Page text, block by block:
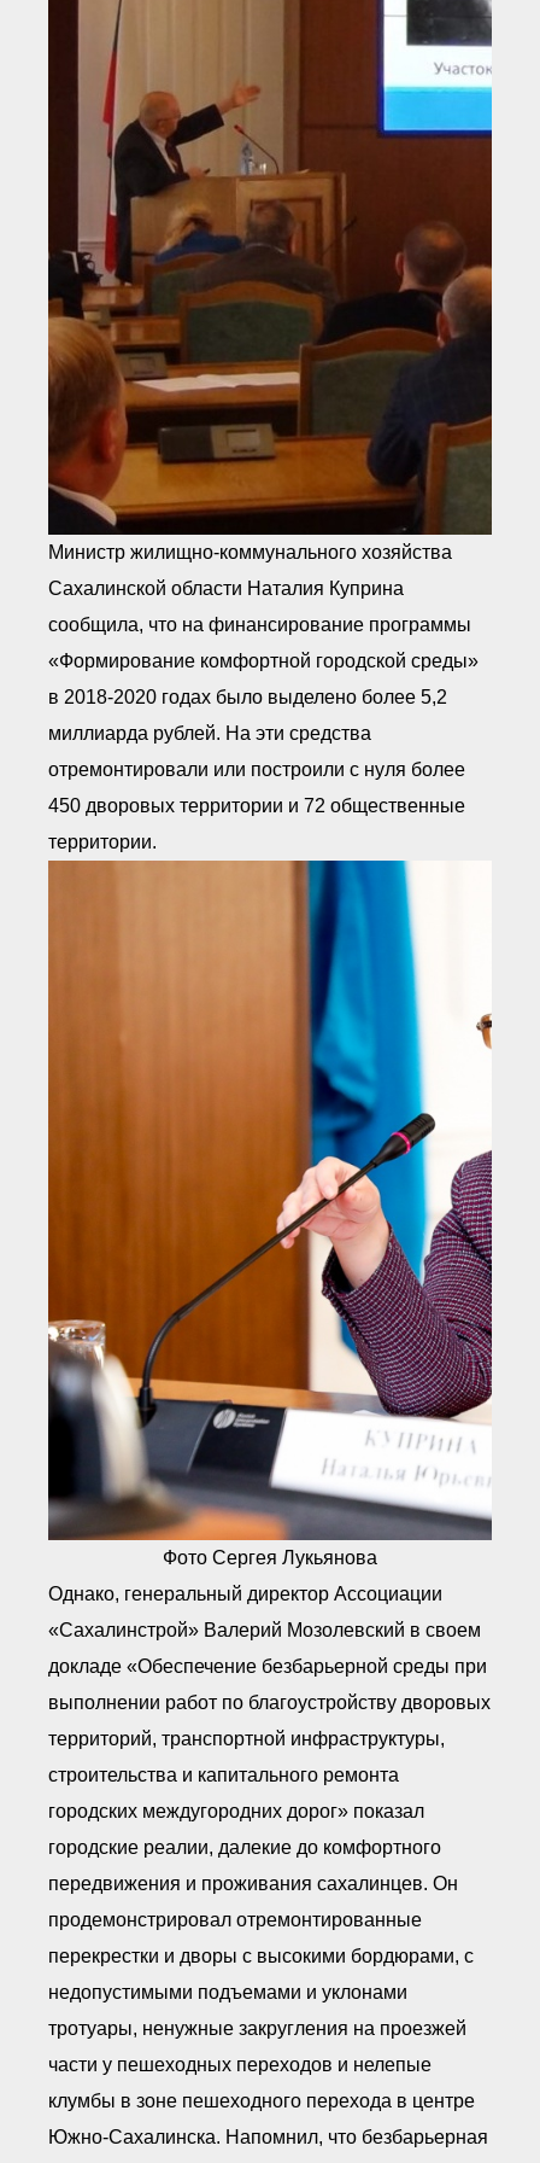
Министр жилищно-коммунального хозяйства
Сахалинской области Наталия Куприна
сообщила, что на финансирование программы
«Формирование комфортной городской среды»
в 2018-2020 годах было выделено более 5,2
миллиарда рублей. На эти средства
отремонтировали или построили с нуля более
450 дворовых территории и 72 общественные
территории.
Фото Сергея Лукьянова
Однако, генеральный директор Ассоциации
«Сахалинстрой» Валерий Мозолевский в своем
докладе «Обеспечение безбарьерной среды при
выполнении работ по благоустройству дворовых
территорий, транспортной инфраструктуры,
строительства и капитального ремонта
городских междугородних дорог» показал
городские реалии, далекие до комфортного
передвижения и проживания сахалинцев. Он
продемонстрировал отремонтированные
перекрестки и дворы с высокими бордюрами, с
недопустимыми подъемами и уклонами
тротуары, ненужные закругления на проезжей
части у пешеходных переходов и нелепые
клумбы в зоне пешеходного перехода в центре
Южно-Сахалинска. Напомнил, что безбарьерная